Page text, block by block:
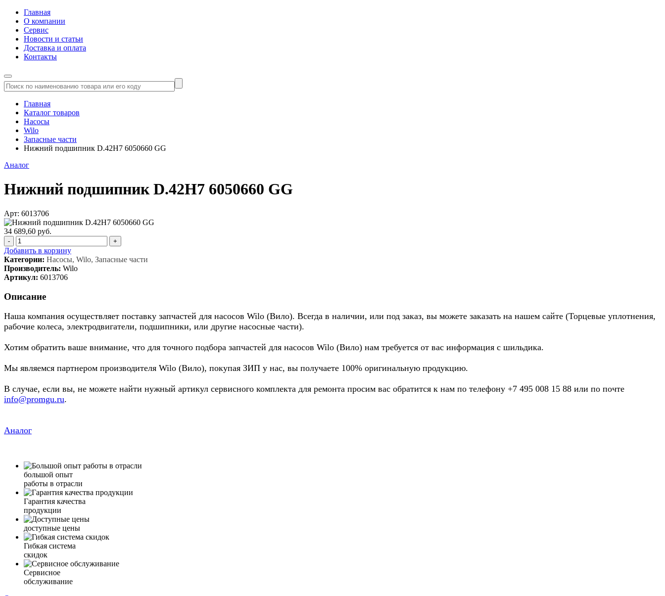
Главная
О компании
Сервис
Новости и статьи
Доставка и оплата
Контакты
Главная
Каталог товаров
Насосы
Wilo
Запасные части
Нижний подшипник D.42H7 6050660 GG
Аналог
Нижний подшипник D.42H7 6050660 GG
Арт: 6013706
34 689,60 руб.
- +
Добавить в корзину
Категории: Насосы, Wilo, Запасные части
Производитель: Wilo
Артикул: 6013706
Описание
Наша компания осуществляет поставку запчастей для насосов Wilo (Вило). Всегда в наличии, или под заказ, вы можете заказать на нашем сайте (Торцевые уплотнения,
рабочие колеса, электродвигатели, подшипники, или другие насосные части).
Хотим обратить ваше внимание, что для точного подбора запчастей для насосов Wilo (Вило) нам требуется от вас информация с шильдика.
Мы являемся партнером производителя Wilo (Вило), покупая ЗИП у нас, вы получаете 100% оригинальную продукцию.
В случае, если вы, не можете найти нужный артикул сервисного комплекта для ремонта просим вас обратится к нам по телефону +7 495 008 15 88 или по почте
info@promgu.ru.
Аналог
большой опыт
работы в отрасли
Гарантия качества
продукции
доступные цены
Гибкая система
скидок
Сервисное
обслуживание